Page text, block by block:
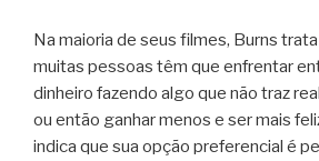
Na maioria de seus filmes, Burns
muitas pessoas têm que enfrentar
dinheiro fazendo algo que não traz
ou então ganhar menos e ser mais
indica que sua opção preferencial é